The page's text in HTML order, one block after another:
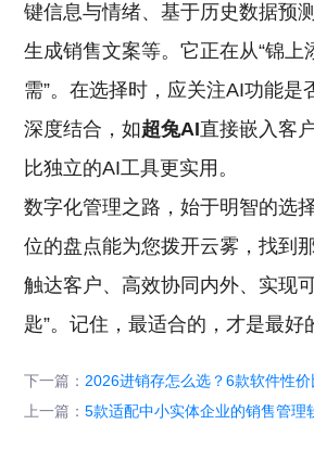
键信息与情绪、基于历史数据预
生成销售文案等。它正在从“锦上
需”。在选择时，应关注AI功能是
深度结合，如超兔AI直接嵌入客
比独立的AI工具更实用。
数字化管理之路，始于明智的选
位的盘点能为您拨开云雾，找到
触达客户、高效协同内外、实现
匙”。记住，最适合的，才是最好
下一篇： 2026进销存怎么选？6款软件性
上一篇：5款适配中小实体企业的销售管理